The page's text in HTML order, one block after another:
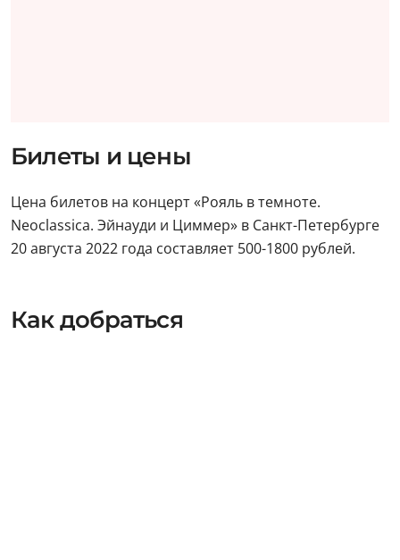
Билеты и цены
Цена билетов на концерт «Рояль в темноте.
Neoclassica. Эйнауди и Циммер» в Санкт-Петербурге
20 августа 2022 года составляет 500-1800 рублей.
Как добраться